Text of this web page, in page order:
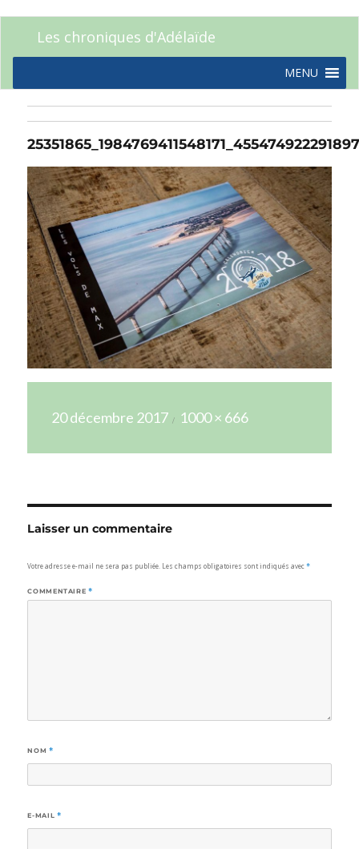
Les chroniques d'Adélaïde
MENU
le20 décembre 2017
réelle
1000 × 666
Laisser un commentaire
Votre adresse e-mail ne sera pas publiée. Les champs obligatoires sont indiqués avec*
COMMENTAIRE *
NOM *
E-MAIL *